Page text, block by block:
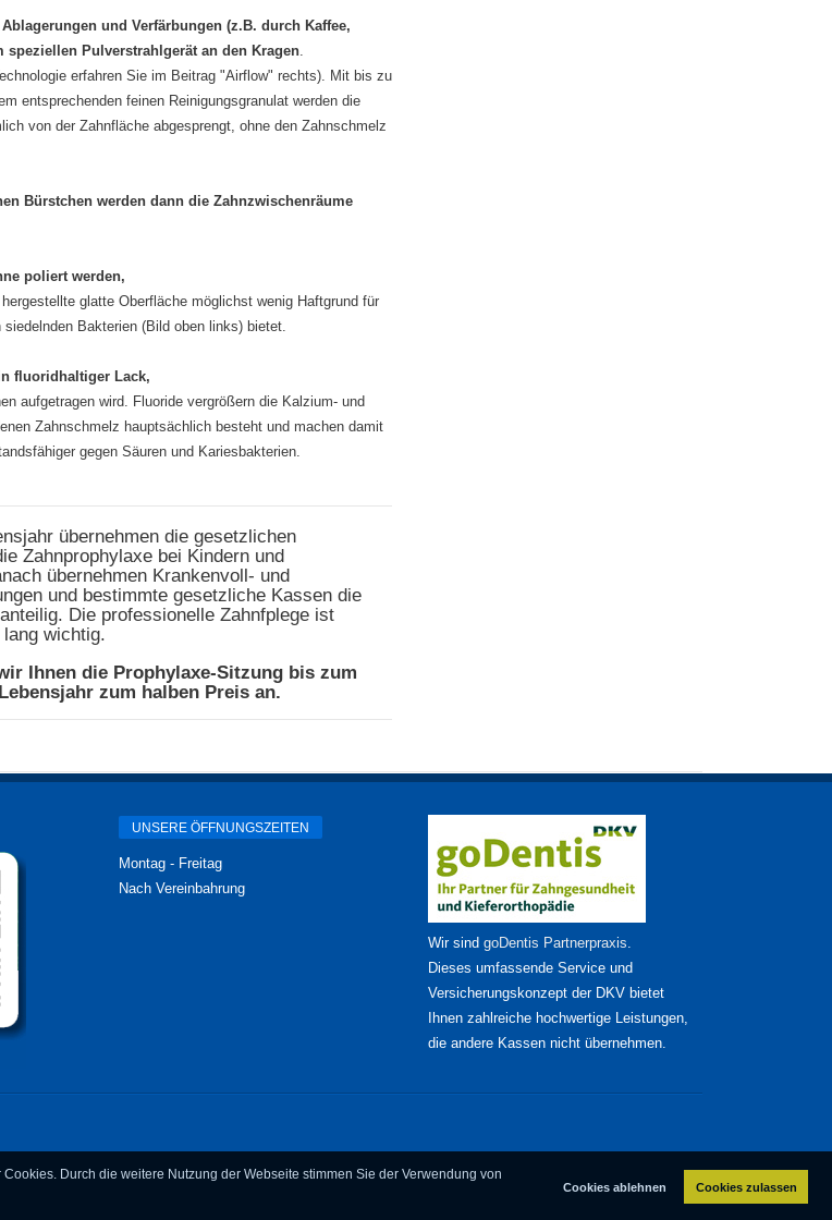
Durch die weitere Nutzung der Webseite stimmen Sie der Verwendung von
Cookies ablehnen Cookies zulassen
Ablagerungen und Verfärbungen (z.B. durch Kaffee,
speziellen Pulverstrahlgerät an den Kragen.
erfahren Sie im Beitrag "Airflow" rechts). Mit bis zu
entsprechenden feinen Reinigungsgranulat werden die
von der Zahnfläche abgesprengt, ohne den Zahnschmelz
Bürstchen werden dann die Zahnzwischenräume
poliert werden,
glatte Oberfläche möglichst wenig Haftgrund für
Bakterien (Bild oben links) bietet.
fluoridhaltiger Lack,
aufgetragen wird. Fluoride vergrößern die Kalzium- und
Zahnschmelz hauptsächlich besteht und machen damit
gegen Säuren und Kariesbakterien.
übernehmen die gesetzlichen
Zahnprophylaxe bei Kindern und
übernehmen Krankenvoll- und
und bestimmte gesetzliche Kassen die
Die professionelle Zahnfplege ist
wichtig.
Ihnen die Prophylaxe-Sitzung bis zum
zum halben Preis an.
UNSERE ÖFFNUNGSZEITEN
Montag - Freitag
Nach Vereinbahrung
Wir sindgoDentis Partnerpraxis.
Dieses umfassende Service und
Versicherungskonzept der DKV bietet
Ihnen zahlreiche hochwertige Leistungen,
die andere Kassen nicht übernehmen.